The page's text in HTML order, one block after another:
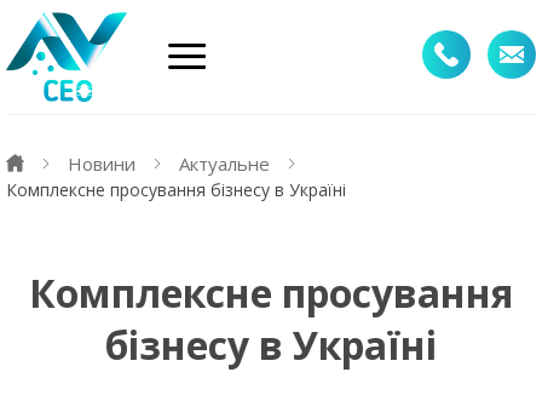
Новини Актуальне
Комплексне просування бізнесу в Україні
Комплексне просування
бізнесу в Україні